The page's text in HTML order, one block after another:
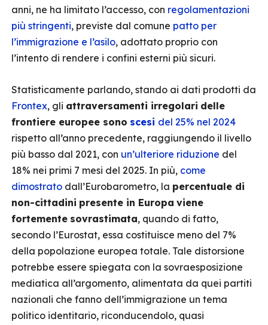
anni, ne ha limitato l’accesso, con regolamentazioni
più stringenti, previste dal comune patto per
l’immigrazione e l’asilo, adottato proprio con
l’intento di rendere i confini esterni più sicuri.
Statisticamente parlando, stando ai dati prodotti da
Frontex, gli attraversamenti irregolari delle
frontiere europee sono scesi del 25% nel 2024
rispetto all’anno precedente, raggiungendo il livello
più basso dal 2021, con un’ulteriore riduzione del
18% nei primi 7 mesi del 2025. In più, come
dimostrato dall’Eurobarometro, la percentuale di
non-cittadini presente in Europa viene
fortemente sovrastimata, quando di fatto,
secondo l’Eurostat, essa costituisce meno del 7%
della popolazione europea totale. Tale distorsione
potrebbe essere spiegata con la sovraesposizione
mediatica all’argomento, alimentata da quei partiti
nazionali che fanno dell’immigrazione un tema
politico identitario, riconducendolo, quasi